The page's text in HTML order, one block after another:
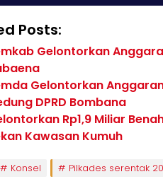
Posts:
Gelontorkan
Gelontorkan
DPRD Bombana
Rp1,9 Miliar
Kawasan Kumuh
Konsel Pilkades serentak